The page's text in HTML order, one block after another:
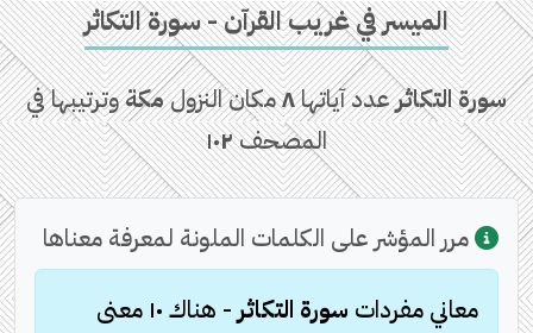
الميسر في غريب القرآن - سورة التكاثر
سورة التكاثرعدد آياتها٨مكان النزولمكةوترتيبها في
المصحف١٠٢
مرر المؤشر على الكلمات الملونة لمعرفة معناها
معاني مفردات سورة التكاثر- هناك ١٠ معنى